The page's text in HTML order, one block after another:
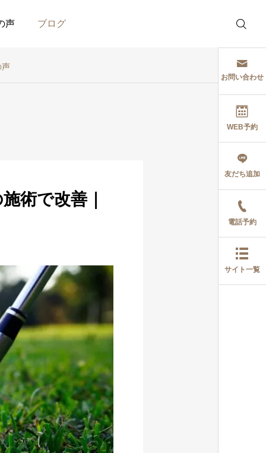
声 ブログ
（PCRT）中級1セミナ
ー参加報告_2026年7月
2回の施術で改善した適
応障害の症例｜視覚過
敏、聴覚過敏、めま
お問い合わせ
WEB予約
友だち追加
電話予約
サイト一覧
声
術で改善｜